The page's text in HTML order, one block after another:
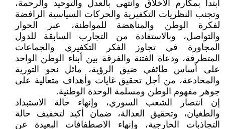
ابتدأ بمكارم الأخلاق وانتهى بالعدل والتوحيد والرحمة،
وتجنب النظريات التكفيرية والحركات السياسية الرافضة
لفكرة الوطن والمناهضة للمواطنة، عبر الحوار
والتواصل، وبالاستفادة من التجارب السابقة للدول
المجاورة في تجاوز الفكر التكفيري والجماعات
المتطرفة، ودعاة الفتنة والفرقة بين أبناء الوطن الواحد
على أساس طائفي ضيق الرؤية، مائل نحو التورية
والمخادعة، من أجل تحقيق غايات وأهداف متعالية على
جوهر مفهوم الوطن ومسلمة الوحدة الوطنية.
إن انتصار الشعب السوري، وإنهاء حالة الاستبداد
والطغيان، وتحقيق العدالة، ضمان أكيد لتخفيف حالة
التجاذبات الخارجية، وإنهاء الاصطفافات البعيدة عن